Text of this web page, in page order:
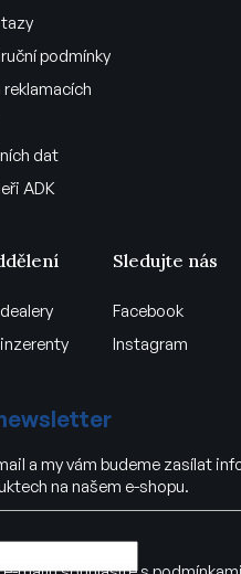
podmínky
reklamacích
dat
ADK
Sledujte nás
Facebook
Instagram
a my vám budeme zasílat
na našem e-shopu.